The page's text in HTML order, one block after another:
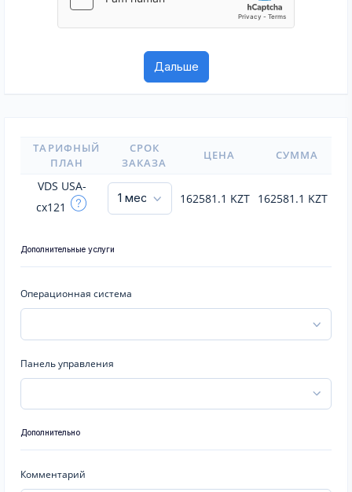
ТАРИФНЫЙ
ПЛАН
СРОК
ЗАКАЗА
ЦЕНА СУММА
VDS USA-
cx121
162581.1 KZT 162581.1 KZT
Дополнительные услуги
Операционная система
Панель управления
Дополнительно
Комментарий